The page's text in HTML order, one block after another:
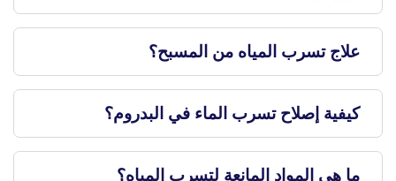
علاج تسرب المياه من المسبح؟
كيفية إصلاح تسرب الماء في البدروم؟
ما هي المواد المانعة لتسرب المياه؟